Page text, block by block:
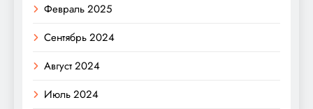
Февраль 2025
Сентябрь 2024
Август 2024
Июль 2024